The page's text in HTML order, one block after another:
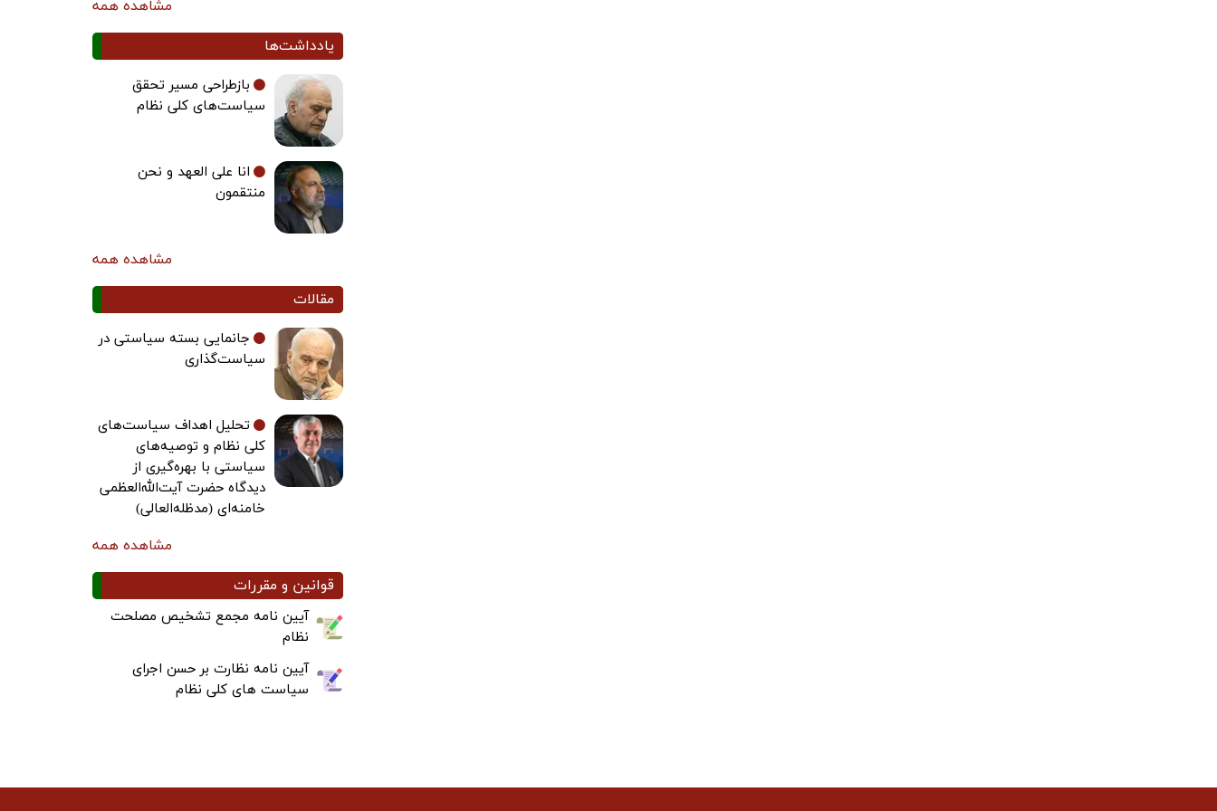
مشاهده همه
یادداشت‌ها
بازطراحی مسیر تحقق
سیاست‌های کلی نظام
انا علی العهد و نحن
منتقمون
مشاهده همه
مقالات
جانمایی بسته سیاستی در
سیاست‌گذاری
تحلیل اهداف سیاست‌های
کلی نظام و توصیه‌های
سیاستی با بهره‌گیری از
دیدگاه حضرت آیت‌الله‌العظمی
خامنه‌ای (مدظله‌العالی)
مشاهده همه
قوانین و مقررات
آیین نامه مجمع تشخیص مصلحت
نظام
آیین نامه نظارت بر حسن اجرای
سیاست های کلی نظام